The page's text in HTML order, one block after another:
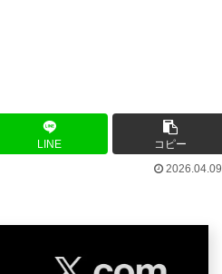
LINE
コピー
2026.04.09